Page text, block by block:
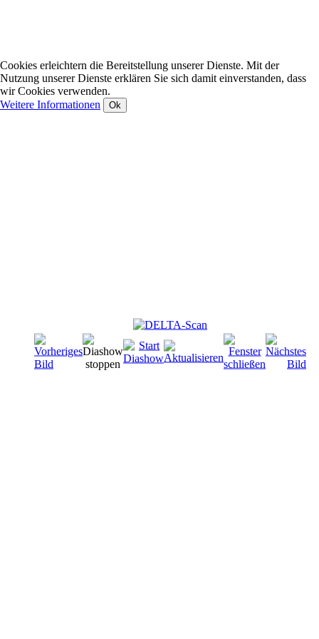
Cookies erleichtern die Bereitstellung unserer Dienste. Mit der
Nutzung unserer Dienste erklären Sie sich damit einverstanden, dass
wir Cookies verwenden.
Weitere Informationen
Ok